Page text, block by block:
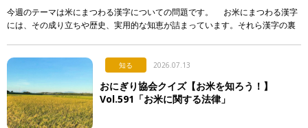
今週のテーマは米にまつわる漢字についての問題です。 お米にまつわる漢字
には、その成り立ちや歴史、実用的な知恵が詰まっています。それら漢字の裏
知る 2026.07.13
おにぎり協会クイズ【お米を知ろう！】
Vol.591「お米に関する法律」